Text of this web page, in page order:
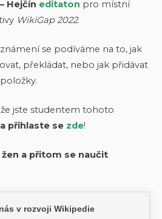
Hejčín editaton pro místní
WikiGap 2022.
se podíváme na to, jak
překládat, nebo jak přidávat
jste studentem tohoto
přihlaste se zde!
a přitom se naučit